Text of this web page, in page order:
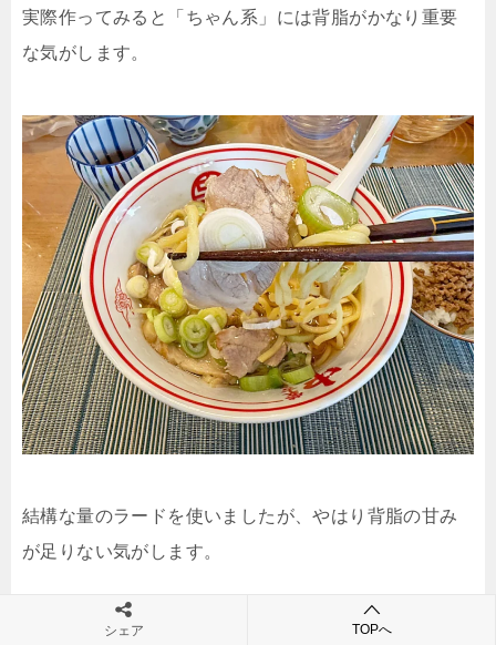
実際作ってみると「ちゃん系」には背脂がかなり重要
な気がします。
結構な量のラードを使いましたが、やはり背脂の甘み
が足りない気がします。
次回作る時は背脂を用意したいと思います。
シェア TOPへ